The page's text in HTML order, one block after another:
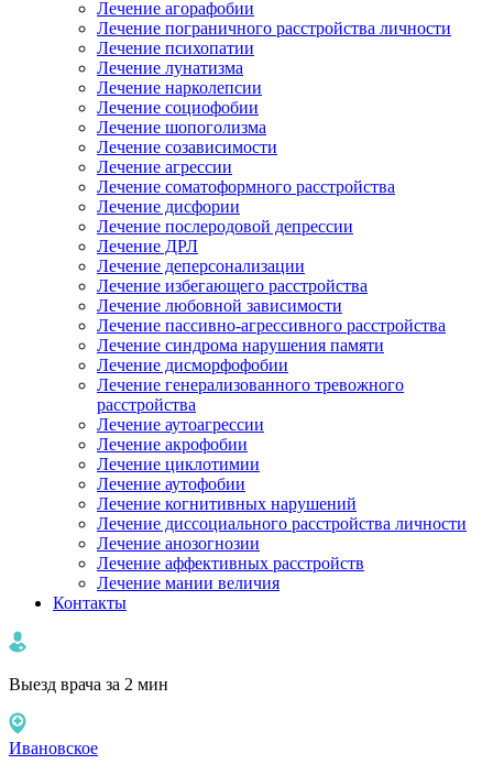
Лечение агорафобии
Лечение пограничного расстройства личности
Лечение психопатии
Лечение лунатизма
Лечение нарколепсии
Лечение социофобии
Лечение шопоголизма
Лечение созависимости
Лечение агрессии
Лечение соматоформного расстройства
Лечение дисфории
Лечение послеродовой депрессии
Лечение ДРЛ
Лечение деперсонализации
Лечение избегающего расстройства
Лечение любовной зависимости
Лечение пассивно-агрессивного расстройства
Лечение синдрома нарушения памяти
Лечение дисморфофобии
Лечение генерализованного тревожного
расстройства
Лечение аутоагрессии
Лечение акрофобии
Лечение циклотимии
Лечение аутофобии
Лечение когнитивных нарушений
Лечение диссоциального расстройства личности
Лечение анозогнозии
Лечение аффективных расстройств
Лечение мании величия
Контакты
Выезд врача за 2 мин
Ивановское